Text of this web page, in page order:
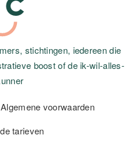
stichtingen, iedereen die
boost of de ik-wil-alles-
Algemene voorwaarden
tarieven